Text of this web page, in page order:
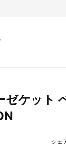
ゼケット
シェ